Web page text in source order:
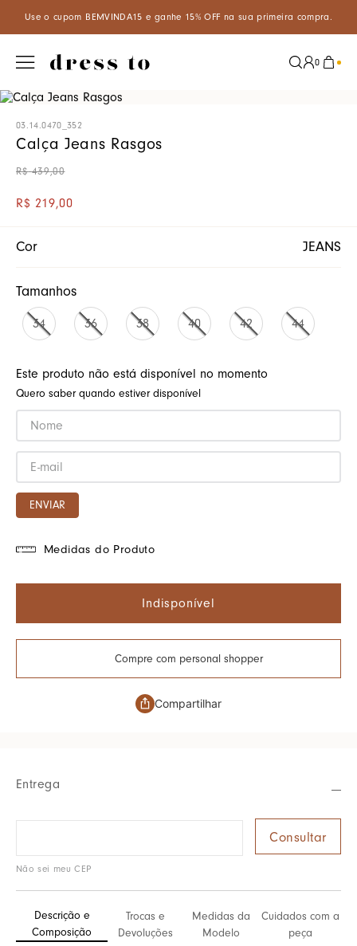
BEMVINDA15 e ganhe 15% OFF na sua primeira compra.
0
03.14.0470_352
Calça Jeans Rasgos
R$ 439,00
R$ 219,00
Cor JEANS
Tamanhos
34 36 38 40 42 44
Este produto não está disponível no momento
Quero saber quando estiver disponível
ENVIAR
Medidas do Produto
Indisponível
Compre com personal shopper
Compartilhar
Entrega
Não sei meu CEP
Descrição e
Composição
Trocas e
Devoluções
Medidas da
Modelo
Cuidados com a
peça